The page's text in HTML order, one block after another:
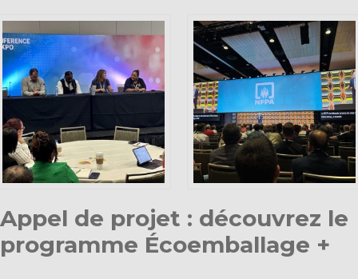
Appel de projet : découvrez le
programme Écoemballage +